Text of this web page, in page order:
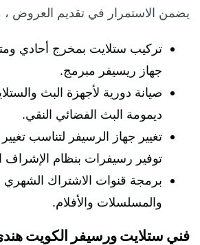
يضمن الاستمرار في تقديم العروض ،
تركيب ستلايت بمخرج أحادي
جهاز ريسيفر مبرمج.
صيانة دورية لأجهزة البث
ديمومة البث الفضائي النقي.
تغيير جهاز الرسيفر لتناسب
توفير رسيفرات بنظام الإشراف
برمجة قنوات الاشتراك الشهري
والمسلسلات والأفلام.
فني ستلايت ورسيفر الكويت